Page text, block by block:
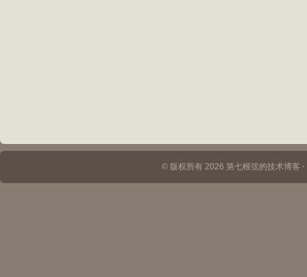
© 版权所有 2026 第七根弦的技术博客